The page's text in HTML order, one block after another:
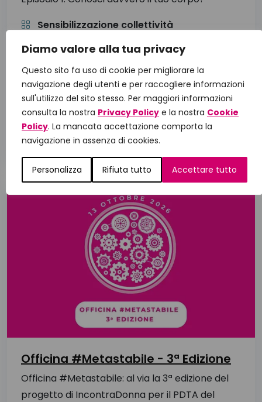
Diamo valore alla tua privacy
Questo sito fa uso di cookie per migliorare la
navigazione degli utenti e per raccogliere informazioni
sull'utilizzo del sito stesso. Per maggiori informazioni
consulta la nostra Privacy Policy e la nostra Cookie
Policy. La mancata accettazione comporta la
navigazione in assenza di cookies.
Personalizza Rifiuta tutto Accettare tutto
Sensibilizzazione collettività
ALT(r)AVOCE
Con il contributo non condizionante di
Officina #Metastabile - 3ª Edizione
Officina #Metastabile: al via la 3ª edizione del
progetto di IncontraDonna per il PDTA del